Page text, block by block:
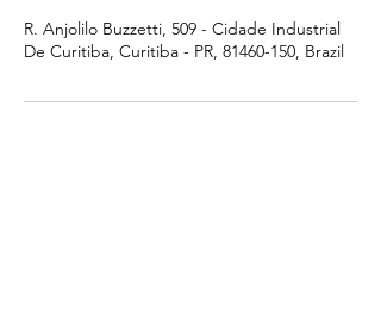
R. Anjolilo Buzzetti, 509 - Cidade Industrial
De Curitiba, Curitiba - PR, 81460-150, Brazil